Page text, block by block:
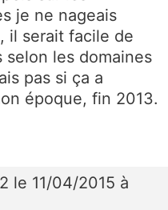
je ne nageais
il serait facile de
les domaines
pas si ça a
époque, fin 2013.
le 11/04/2015 à